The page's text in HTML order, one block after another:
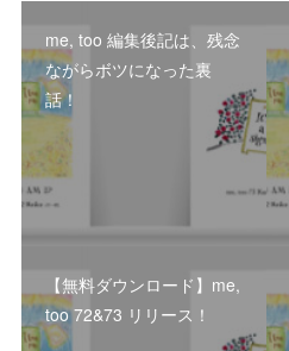
me, too 編集後記は、残念
ながらボツになった裏
話！
【無料ダウンロード】me,
too 72&73 リリース！